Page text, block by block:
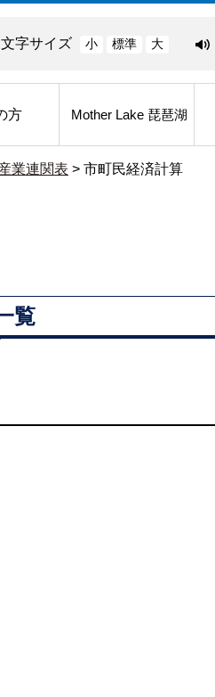
文字サイズ 小 標準 大
方 Mother Lake 琵琶湖
業連関表 > 市町民経済計算
覧